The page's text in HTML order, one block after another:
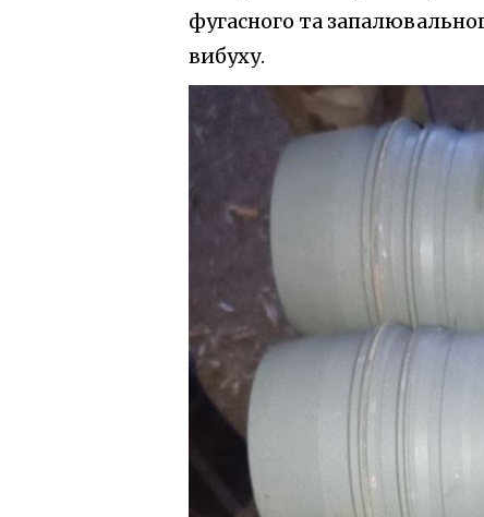
фугасного та
вибуху.